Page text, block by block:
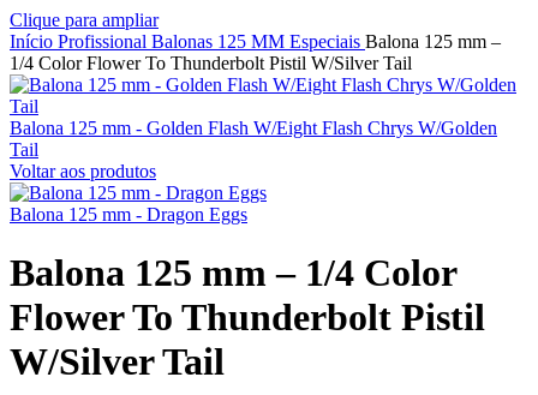
Clique para ampliar
Início Profissional Balonas 125 MM Especiais Balona 125 mm –
1/4 Color Flower To Thunderbolt Pistil W/Silver Tail
Balona 125 mm - Golden Flash W/Eight Flash Chrys W/Golden
Tail
Voltar aos produtos
Balona 125 mm - Dragon Eggs
Balona 125 mm – 1/4 Color
Flower To Thunderbolt Pistil
W/Silver Tail